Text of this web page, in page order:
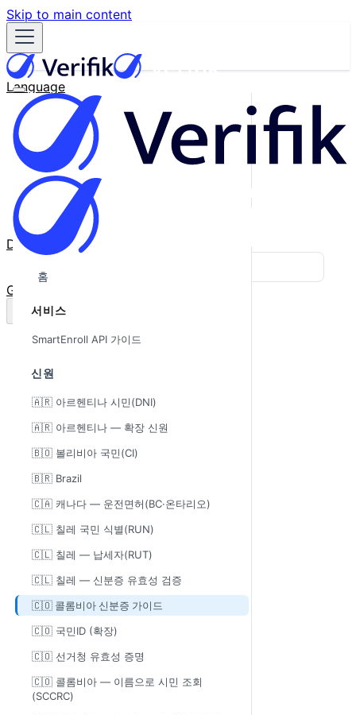
Skip to main content
Language
English
Español
Français
Português
한국어
日本語
中文
Docs
GitHub
홈
서비스
SmartEnroll API 가이드
신원
🇦🇷 아르헨티나 시민(DNI)
🇦🇷 아르헨티나 — 확장 신원
🇧🇴 볼리비아 국민(CI)
🇧🇷 Brazil
🇨🇦 캐나다 — 운전면허(BC·온타리오)
🇨🇱 칠레 국민 식별(RUN)
🇨🇱 칠레 — 납세자(RUT)
🇨🇱 칠레 — 신분증 유효성 검증
🇨🇴 콜롬비아 신분증 가이드
🇨🇴 국민ID (확장)
🇨🇴 선거청 유효성 증명
🇨🇴 콜롬비아 — 이름으로 시민 조회
(SCCRC)